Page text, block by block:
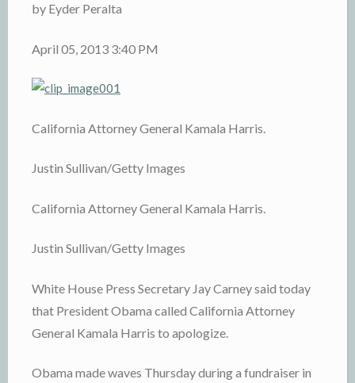
by Eyder Peralta
April 05, 2013 3:40 PM
California Attorney General Kamala Harris.
Justin Sullivan/Getty Images
California Attorney General Kamala Harris.
Justin Sullivan/Getty Images
White House Press Secretary Jay Carney said today
that President Obama called California Attorney
General Kamala Harris to apologize.
Obama made waves Thursday during a fundraiser in